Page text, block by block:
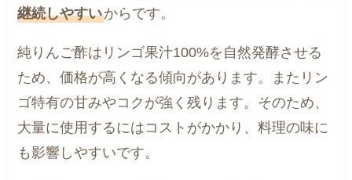
継続しやすいからです。
純りんご酢はリンゴ果汁100%を自然発酵させる
ため、価格が高くなる傾向があります。またリン
ゴ特有の甘みやコクが強く残ります。そのため、
大量に使用するにはコストがかかり、料理の味に
も影響しやすいです。